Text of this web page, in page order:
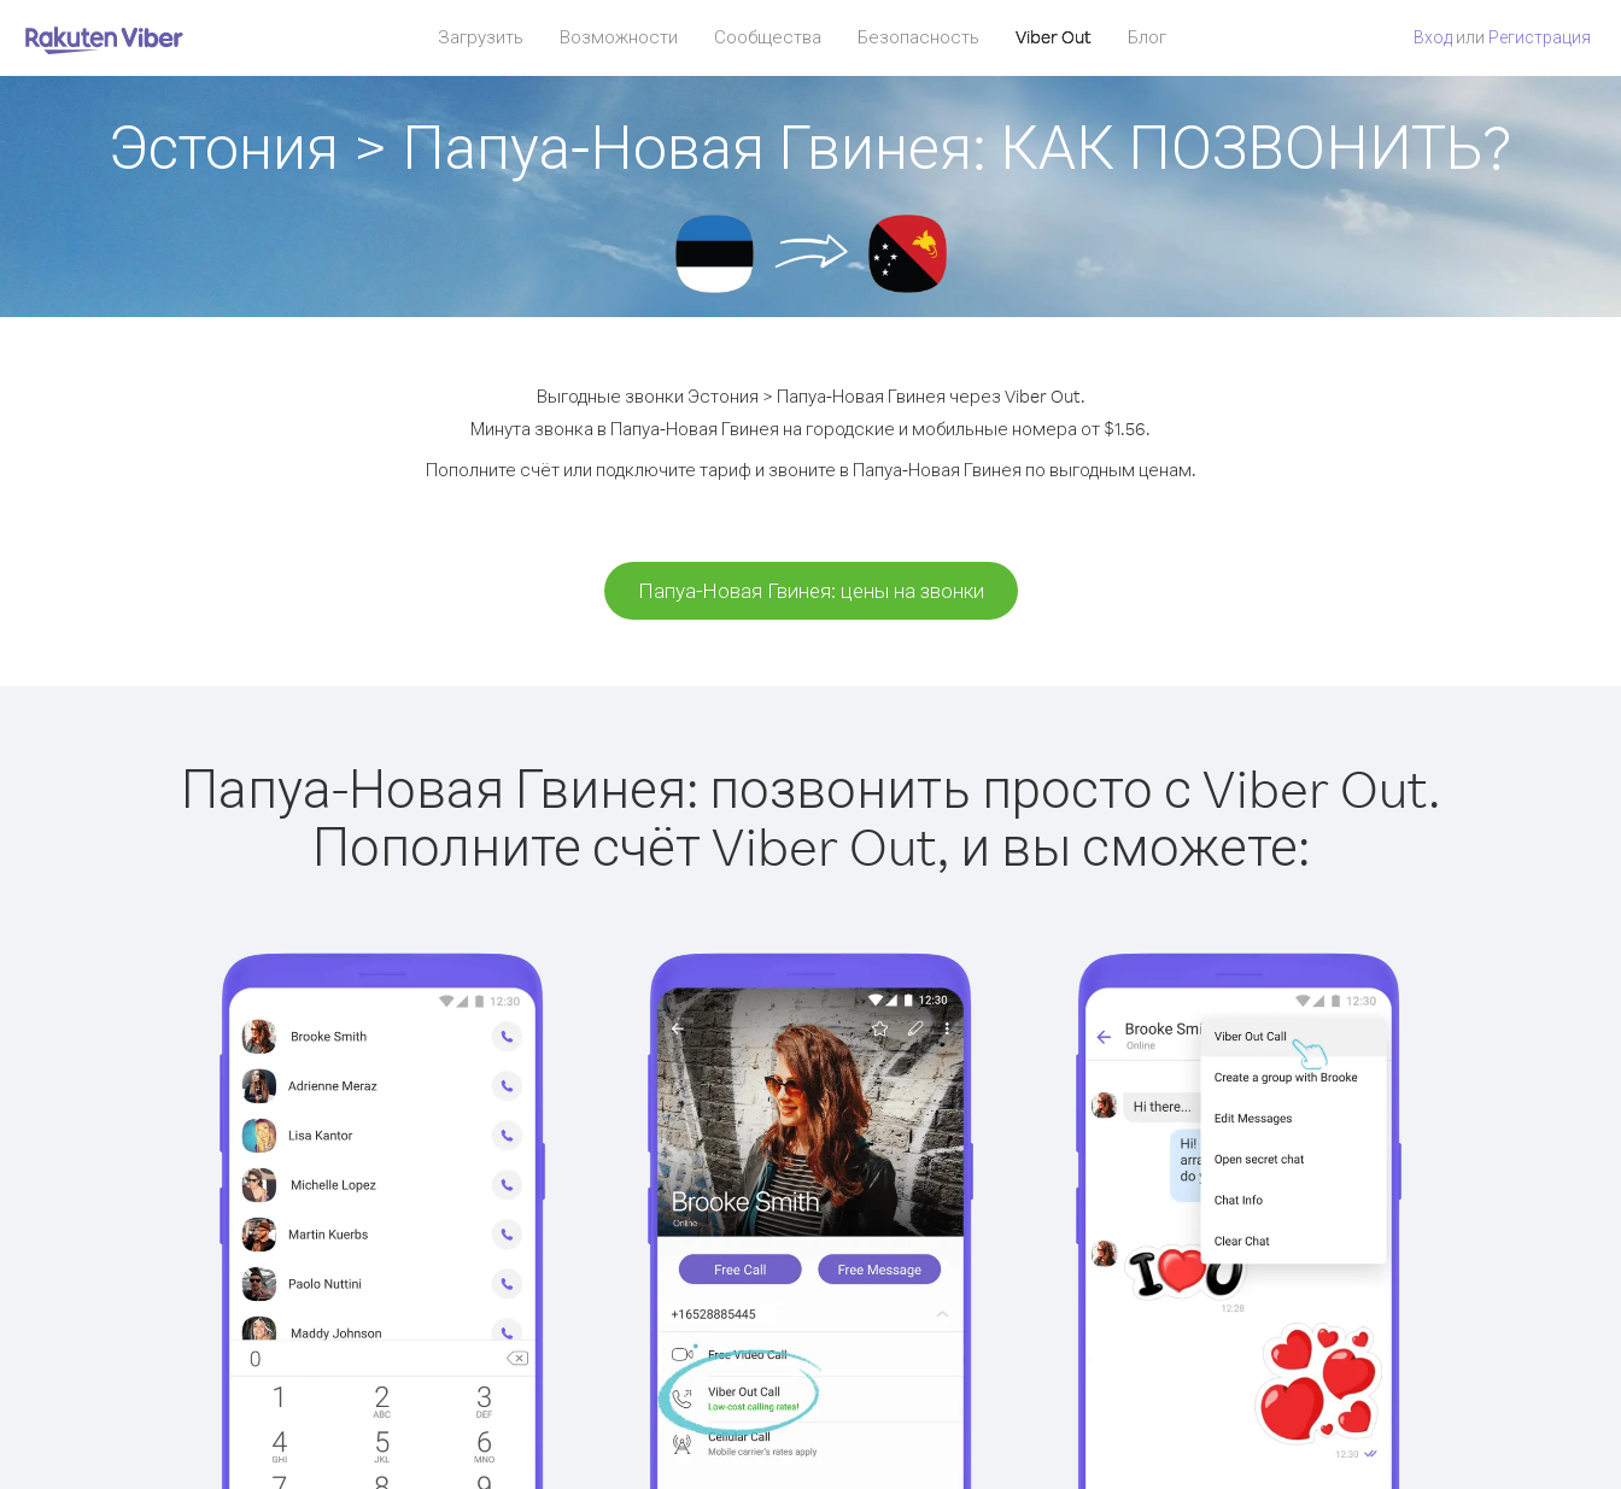
Загрузить Возможности Сообщества Безопасность Viber Out Блог Вход или Регистрация
Эстония > Папуа-Новая Гвинея: КАК ПОЗВОНИТЬ?
Выгодные звонки Эстония > Папуа-Новая Гвинея через Viber Out.
Минута звонка в Папуа-Новая Гвинея на городские и мобильные номера от $1.56.
Пополните счёт или подключите тариф и звоните в Папуа-Новая Гвинея по выгодным ценам.
Папуа-Новая Гвинея: цены на звонки
Папуа-Новая Гвинея: позвонить просто с Viber Out.
Пополните счёт Viber Out, и вы сможете: